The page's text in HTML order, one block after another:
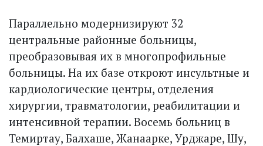
Параллельно модернизируют 32
центральные районные больницы,
преобразовывая их в многопрофильные
больницы. На их базе откроют инсультные и
кардиологические центры, отделения
хирургии, травматологии, реабилитации и
интенсивной терапии. Восемь больниц в
Темиртау, Балхаше, Жанаарке, Урджаре, Шу,